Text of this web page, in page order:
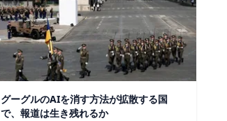
グーグルのAIを消す方法が拡散する国
で、報道は生き残れるか